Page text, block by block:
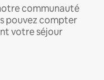
communauté
pouvez compter
votre séjour